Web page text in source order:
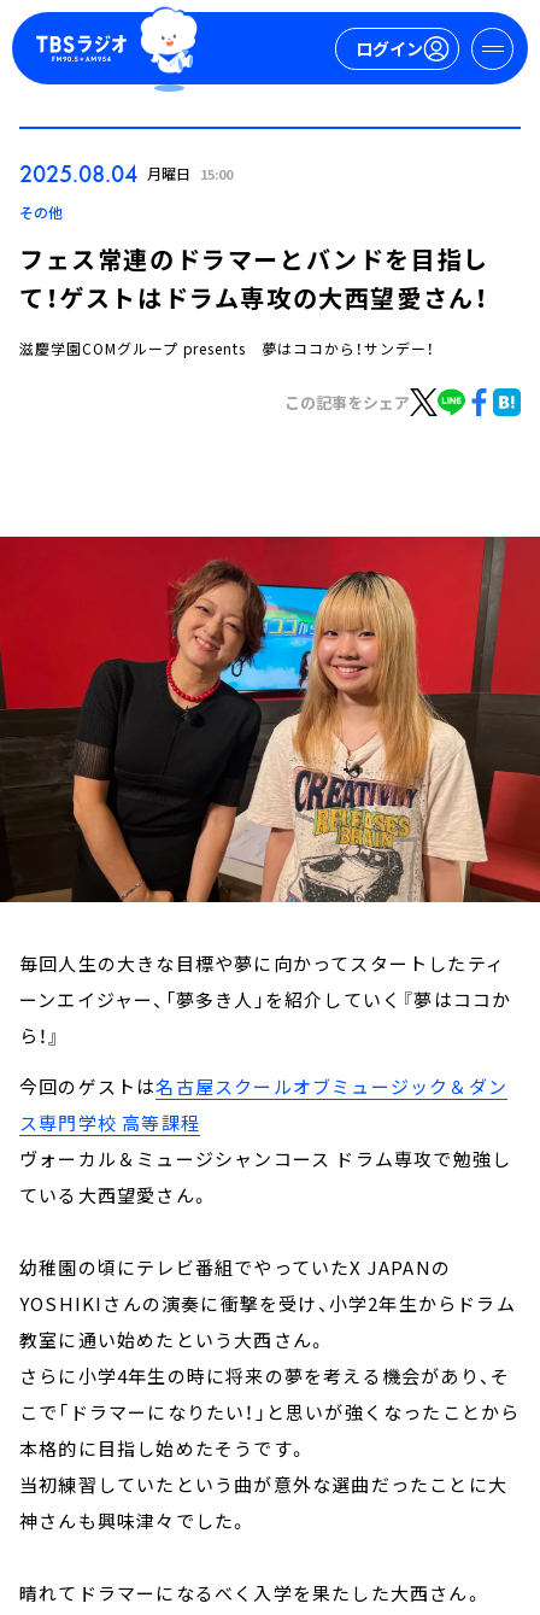
ログイン
イベント・グッズ
2025.08.04 月曜日 15:00
その他
フェス常連のドラマーとバンドを目指し
て！ゲストはドラム専攻の大西望愛さん！
滋慶学園COMグループ presents 夢はココから！サンデー！
この記事をシェア
毎回人生の大きな目標や夢に向かってスタートしたティ
ーンエイジャー、「夢多き人」を紹介していく『夢はココか
ら！』
今回のゲストは名古屋スクールオブミュージック＆ダン
ス専門学校 高等課程
ヴォーカル＆ミュージシャンコース ドラム専攻で勉強し
ている大西望愛さん。
幼稚園の頃にテレビ番組でやっていたX JAPANの
YOSHIKIさんの演奏に衝撃を受け、小学2年生からドラム
教室に通い始めたという大西さん。
さらに小学4年生の時に将来の夢を考える機会があり、そ
こで「ドラマーになりたい！」と思いが強くなったことから
本格的に目指し始めたそうです。
当初練習していたという曲が意外な選曲だったことに大
神さんも興味津々でした。
晴れてドラマーになるべく入学を果たした大西さん。